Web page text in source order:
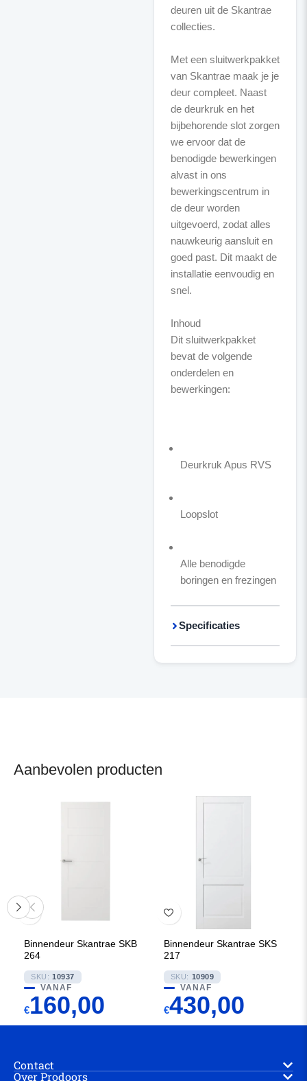
deuren uit de Skantrae
collecties.
Met een sluitwerkpakket
van Skantrae maak je je
deur compleet. Naast
de deurkruk en het
bijbehorende slot zorgen
we ervoor dat de
benodigde bewerkingen
alvast in ons
bewerkingscentrum in
de deur worden
uitgevoerd, zodat alles
nauwkeurig aansluit en
goed past. Dit maakt de
installatie eenvoudig en
snel.
Inhoud
Dit sluitwerkpakket
bevat de volgende
onderdelen en
bewerkingen:
Deurkruk Apus RVS
Loopslot
Alle benodigde
boringen en frezingen
Specificaties
Aanbevolen producten
Binnendeur Skantrae SKB
264
SKU: 10937
VANAF
€160,00
Binnendeur Skantrae SKS
217
SKU: 10909
VANAF
€430,00
Contact
Over Prodoors